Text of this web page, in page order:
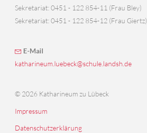
Sekretariat: 0451 - 122 854-11 (Frau Bley)
Sekretariat: 0451 - 122 854-12 (Frau Giertz)
E-Mail
katharineum.luebeck@schule.landsh.de
© 2026 Katharineum zu Lübeck
Impressum
Datenschutzerklärung